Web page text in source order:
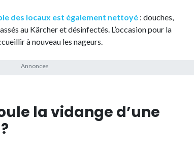
des locaux est également nettoyé : douches,
au Kärcher et désinfectés. L’occasion pour la
à nouveau les nageurs.
la vidange d’une